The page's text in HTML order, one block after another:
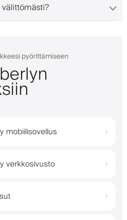
pyörittämiseen
mobiilisovellus ›
verkkosivusto ›
›